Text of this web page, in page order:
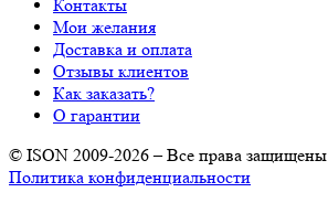
Контакты
Мои желания
Доставка и оплата
Отзывы клиентов
Как заказать?
О гарантии
© ISON 2009-2026 – Все права защищены
Политика конфиденциальности